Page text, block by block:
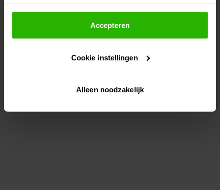
Als je op "Accepteer" klikt, dan geef je Voordeeluitjes.nl
toestemming om cookies voor social media en
gepersonaliseerde advertenties te plaatsen.
Lees hier meer over in onsprivacybeleid
Via "Cookie instellingen" kun je ook zelf instellen welke
Accepteren
Cookie instellingen
Alleen noodzakelijk